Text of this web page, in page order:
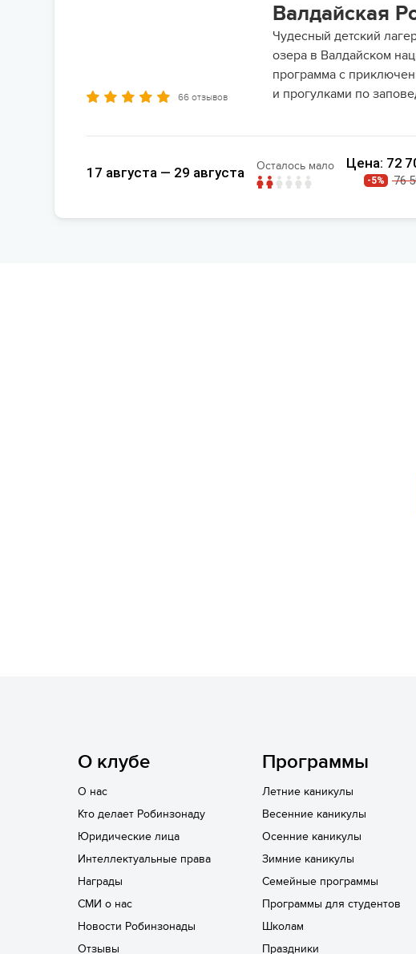
66 отзывов
Валдайская
Чудесный детский
озера в Валдайском
программа с
и прогулками по
17 августа — 29 августа Осталось мало Цена: 72
-5% 76
О клубе
О нас
Кто делает Робинзонаду
Юридические лица
Интеллектуальные права
Награды
СМИ о нас
Новости Робинзонады
Отзывы
Программы
Летние каникулы
Весенние каникулы
Осенние каникулы
Зимние каникулы
Семейные программы
Программы для студентов
Школам
Праздники